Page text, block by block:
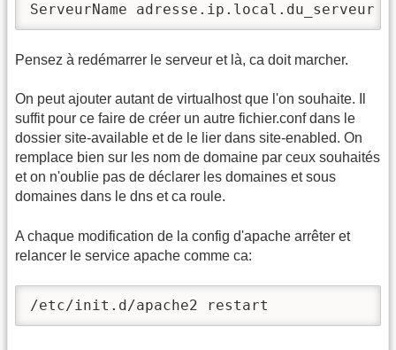
ServeurName adresse.ip.local.du_serveur
Pensez à redémarrer le serveur et là, ca doit marcher.
On peut ajouter autant de virtualhost que l'on souhaite. Il
suffit pour ce faire de créer un autre fichier.conf dans le
dossier site-available et de le lier dans site-enabled. On
remplace bien sur les nom de domaine par ceux souhaités
et on n'oublie pas de déclarer les domaines et sous
domaines dans le dns et ca roule.
A chaque modification de la config d'apache arrêter et
relancer le service apache comme ca:
/etc/init.d/apache2 restart